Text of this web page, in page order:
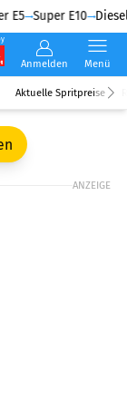
E5 Super E10 Diesel
Anmelden Menü
Aktuelle Spritpreise
ANZEIGE